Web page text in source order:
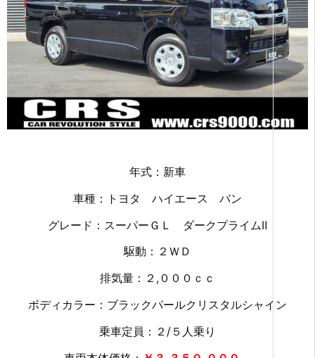
年式：新車
車種：トヨタ ハイエース バン
グレード：スーパーＧＬ ダークプライムⅡ
駆動：２ＷＤ
排気量：２,０００ｃｃ
ボディカラー：ブラックパールクリスタルシャイン
乗車定員：２/５人乗り